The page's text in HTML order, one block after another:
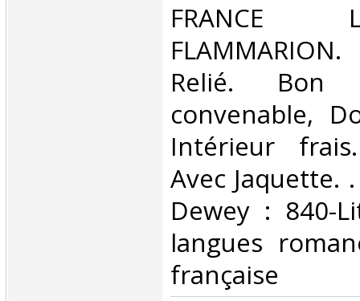
‎FRANCE
Relié. Bon
convenable,
Intérieur
Avec Jaquette.
Dewey : 840-
langues
française‎